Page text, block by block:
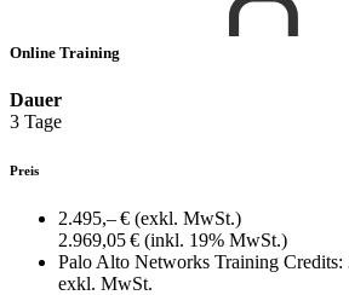
Online Training
Dauer
3 Tage
Preis
2.495,– € (exkl. MwSt.)
2.969,05 € (inkl. 19% MwSt.)
Palo Alto Networks Training Credits:
exkl. MwSt.